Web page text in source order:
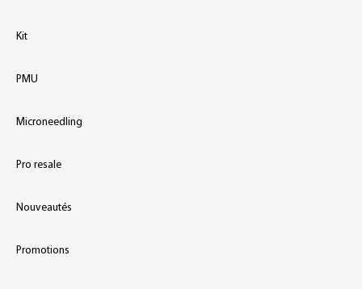
Kit
PMU
Microneedling
Pro resale
Nouveautés
Promotions